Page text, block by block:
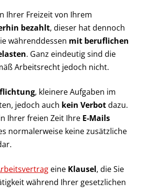
Ihrer Freizeit von Ihrem
bezahlt, dieser hat dennoch
währenddessen mit beruflichen
. Ganz eindeutig sind die
Arbeitsrecht jedoch nicht.
, kleinere Aufgaben im
jedoch auch kein Verbotdazu.
Ihrer freien Zeit Ihre E-Mails
normalerweise keine zusätzliche
eine Klausel, die Sie
während Ihrer gesetzlichen